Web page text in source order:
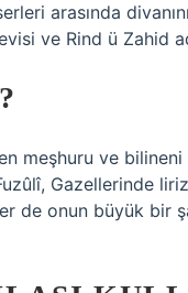
arasında
ve Rind ü Zahid
meşhuru ve bilineni
Gazellerinde
de onun büyük bir